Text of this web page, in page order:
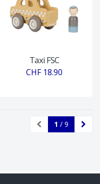
Taxi FSC
CHF 18.90
1 / 9